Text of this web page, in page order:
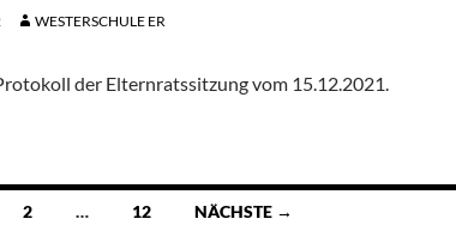
WESTERSCHULE ER
der Elternratssitzung vom 15.12.2021.
2 … 12 NÄCHSTE →